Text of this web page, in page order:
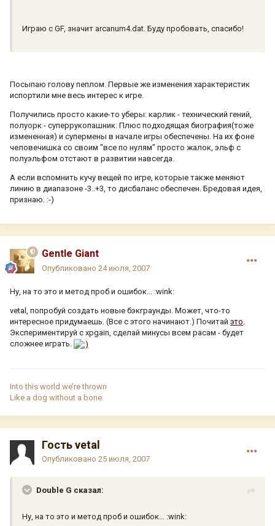
Играю с GF, значит arcanum4.dat. Буду пробовать, спасибо!
Посыпаю голову пеплом. Первые же изменения характеристик
испортили мне весь интерес к игре.
Получились просто какие-то уберы: карлик - технический гений,
полуорк - суперрукопашник. Плюс подходящая биография(тоже
измененная) и супермены в начале игры обеспечены. На их фоне
человечишка со своим "все по нулям" просто жалок, эльф с
полуэльфом отстают в развитии навсегда.
А если вспомнить кучу вещей по игре, которые также меняют
линию в диапазоне -3..+3, то дисбаланс обеспечен. Бредовая идея,
признаю. :-)
Gentle Giant
Опубликовано 24 июля, 2007
Ну, на то это и метод проб и ошибок... :wink:
vetal, попробуй создать новые бэкграунды. Может, что-то
интересное придумаешь. (Все с этого начинают.) Почитай это
Экспериментируй с xpgain, сделай минусы всем расам - будет
сложнее играть.
Into this world we’re thrown
Like a dog without a bone.
Гость vetal
Опубликовано 25 июля, 2007
Double G сказал:
Ну, на то это и метод проб и ошибок... :wink: